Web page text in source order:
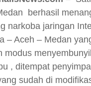
berhasil
narkoba jaringan
– Aceh – Medan
modus
, ditempat
sudah di